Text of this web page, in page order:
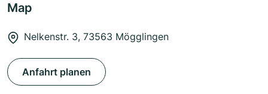
Map
Nelkenstr. 3, 73563 Mögglingen
Anfahrt planen